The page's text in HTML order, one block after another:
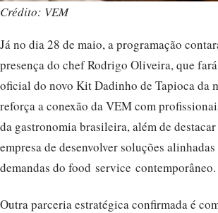
Crédito: VEM
Já no dia 28 de maio, a programação
presença do chef Rodrigo Oliveira, que
oficial do novo Kit Dadinho de Tapioca da
reforça a conexão da VEM com
da gastronomia brasileira, além de
empresa de desenvolver soluções
demandas do food service contemporâneo.
Outra parceria estratégica confirmada é